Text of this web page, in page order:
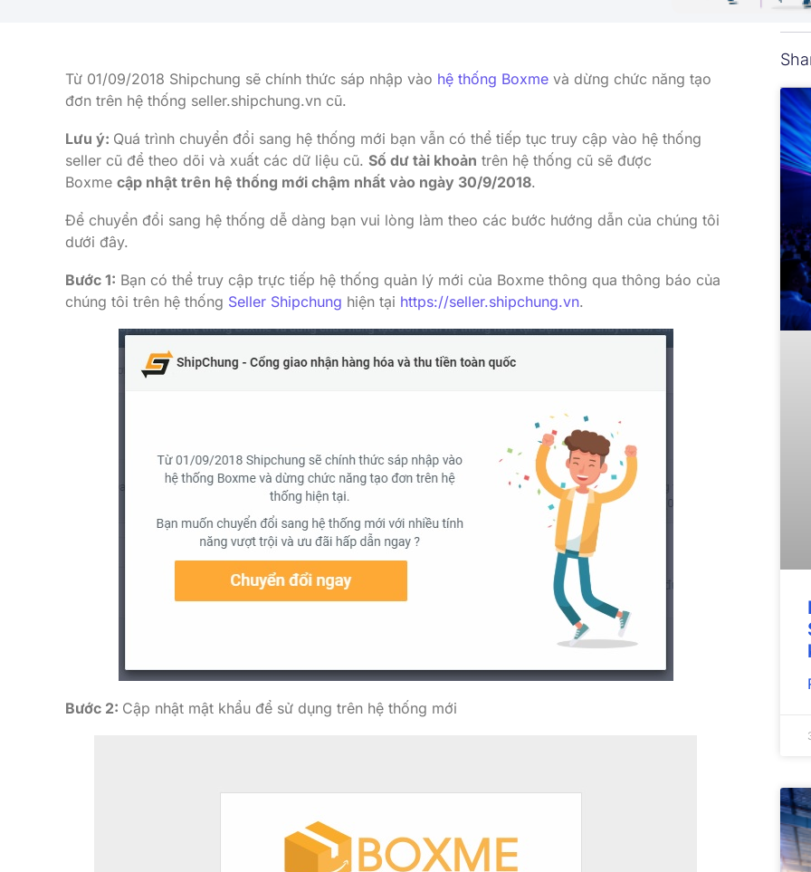
Từ 01/09/2018 Shipchung sẽ chính thức sáp nhập vào hệ thống Boxme và dừng chức năng tạo
đơn trên hệ thống seller.shipchung.vn cũ.
Lưu ý: Quá trình chuyển đổi sang hệ thống mới bạn vẫn có thể tiếp tục truy cập vào hệ thống
seller cũ để theo dõi và xuất các dữ liệu cũ. Số dư tài khoản trên hệ thống cũ sẽ được
Boxme cập nhật trên hệ thống mới chậm nhất vào ngày 30/9/2018.
Để chuyển đổi sang hệ thống dễ dàng bạn vui lòng làm theo các bước hướng dẫn của chúng tôi
dưới đây.
Bước 1: Bạn có thể truy cập trực tiếp hệ thống quản lý mới của Boxme thông qua thông báo của
chúng tôi trên hệ thống Seller Shipchung hiện tại https://seller.shipchung.vn.
Bước 2: Cập nhật mật khẩu để sử dụng trên hệ thống mới